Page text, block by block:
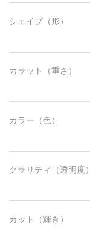
シェイプ（形）
カラット（重さ）
カラー（色）
クラリティ（透明度）
カット（輝き）